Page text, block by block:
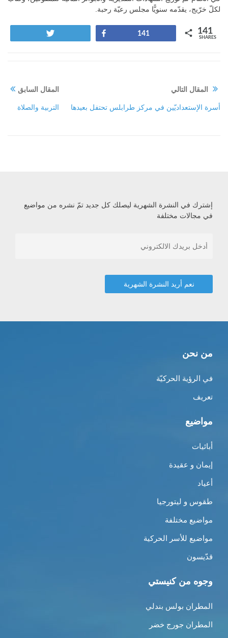
لكلّ خرّيج، يقدّمه سنويًّا مجلس رعيّة رحبة.
141 141
SHARES
المقال السابق
التربية والصلاة
المقال التالي
أسرة الإستعداديّين في مركز طرابلس تحتفل بعيدها
إشترك في النشرة الشهرية ليصلك كل جديد تمّ نشره من مواضيع
في مجالات مختلفة
من نحن
في الرؤية الحركيّة
تعريف
مواضيع
أبائيات
إيمان و عقيدة
أعياد
طقوس و ليتورجيا
مواضيع مختلفة
مواضيع للأسر الحركية
قدّيسون
وجوه من كنيستي
المطران بولس بندلي
المطران جورج خضر